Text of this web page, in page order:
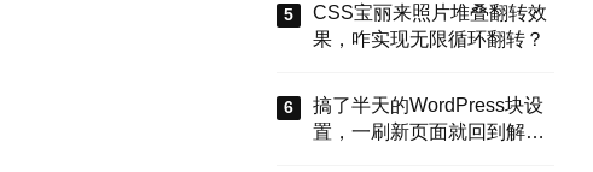
CSS宝丽来照片堆叠翻转效
果，咋实现无限循环翻转？
搞了半天的WordPress块设
置，一刷新页面就回到解放